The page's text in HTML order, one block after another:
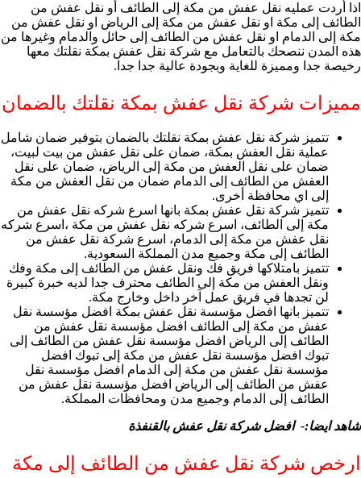
اذا أردت عمليه نقل عفش من مكة إلى الطائف أو نقل عفش من
الطائف إلى مكة او نقل عفش من مكة إلى الرياض او نقل عفش من
مكة إلى الدمام او نقل عفش من الطائف إلى حائل والدمام وغيرها من
هذه المدن ننصحك بالتعامل مع شركة نقل عفش بمكة نقلتك معها
رخيصة جدا ومميزة للغاية وبجودة عالية جدا جدا.
مميزات شركة نقل عفش بمكة نقلتك بالضمان
تتميز شركة نقل عفش بمكة نقلتك بالضمان بتوفير ضمان شامل
عملية نقل العفش بمكة، ضمان على نقل عفش من بيت لبيت،
ضمان على نقل العفش من مكة إلى الرياض، ضمان على نقل
العفش من الطائف إلى الدمام ضمان من نقل العفش من مكة
إلى اي محافظة أخرى.
تتميز شركة نقل عفش بمكة بانها اسرع شركه نقل عفش من
مكة إلى الطائف، اسرع شركه نقل عفش من مكة ،اسرع شركه
نقل عفش من مكة إلى الدمام، اسرع شركة نقل عفش من
الطائف إلى مكة وجميع مدن المملكة السعودية.
تتميز بامتلاكها فريق فك ونقل عفش من الطائف إلى مكة وفك
ونقل العفش من مكة إلى الطائف محترف جدا لديه خبرة كبيرة
لن تجدها في فريق عمل آخر داخل وخارج مكة.
تتميز بانها افضل مؤسسة نقل عفش بمكة افضل مؤسسة نقل
عفش من مكة إلى الطائف افضل مؤسسة نقل عفش من
الطائف إلى الرياض افضل مؤسسة نقل عفش من الطائف إلى
تبوك افضل مؤسسة نقل عفش من مكة إلى تبوك افضل
مؤسسة نقل عفش من مكة إلى الدمام افضل مؤسسة نقل
عفش من الطائف إلى الرياض افضل مؤسسة نقل عفش من
الطائف إلى الدمام وجميع مدن ومحافظات المملكة.
شاهد ايضا:-افضل شركة نقل عفش بالقنفذة
ارخص شركة نقل عفش من الطائف إلى مكة